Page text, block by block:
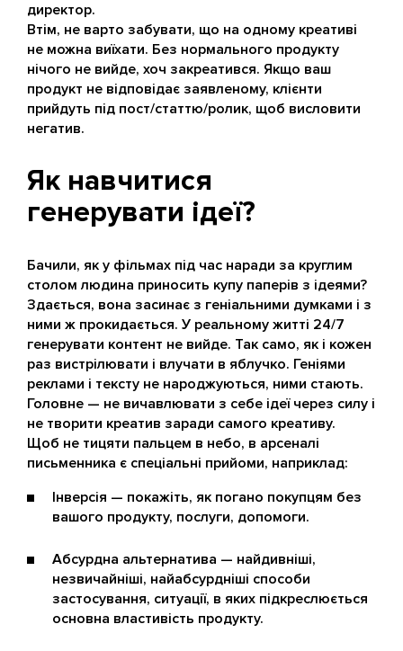
директор.
Втім, не варто забувати, що на одному креативі
не можна виїхати. Без нормального продукту
нічого не вийде, хоч закреатився. Якщо ваш
продукт не відповідає заявленому, клієнти
прийдуть під пост/статтю/ролик, щоб висловити
негатив.
Як навчитися
генерувати ідеї?
Бачили, як у фільмах під час наради за круглим
столом людина приносить купу паперів з ідеями?
Здається, вона засинає з геніальними думками і з
ними ж прокидається. У реальному житті 24/7
генерувати контент не вийде. Так само, як і кожен
раз вистрілювати і влучати в яблучко. Геніями
реклами і тексту не народжуються, ними стають.
Головне — не вичавлювати з себе ідеї через силу і
не творити креатив заради самого креативу.
Щоб не тицяти пальцем в небо, в арсеналі
письменника є спеціальні прийоми, наприклад:
Інверсія — покажіть, як погано покупцям без
вашого продукту, послуги, допомоги.
Абсурдна альтернатива — найдивніші,
незвичайніші, найабсурдніші способи
застосування, ситуації, в яких підкреслюється
основна властивість продукту.